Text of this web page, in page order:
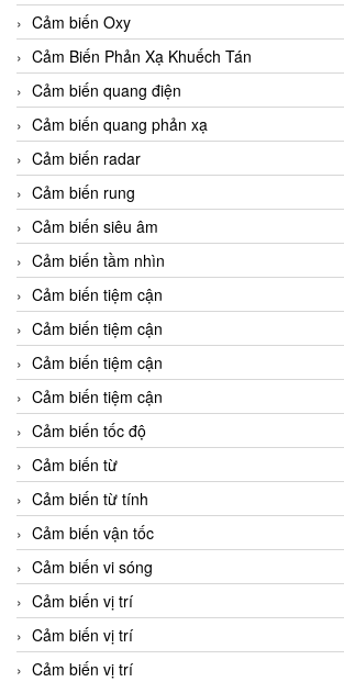
Cảm biến Oxy
Cảm Biến Phản Xạ Khuếch Tán
Cảm biến quang điện
Cảm biến quang phản xạ
Cảm biến radar
Cảm biến rung
Cảm biến siêu âm
Cảm biến tầm nhìn
Cảm biến tiệm cận
Cảm biến tiệm cận
Cảm biến tiệm cận
Cảm biến tiệm cận
Cảm biến tốc độ
Cảm biến từ
Cảm biến từ tính
Cảm biến vận tốc
Cảm biến vi sóng
Cảm biến vị trí
Cảm biến vị trí
Cảm biến vị trí